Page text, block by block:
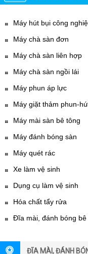
Máy hút bụi công
Máy chà sàn đơn
Máy chà sàn liên hợp
Máy chà sàn ngồi lái
Máy phun áp lực
Máy giặt thảm phun-
Máy mài sàn bê tông
Máy đánh bóng sàn
Máy quét rác
Xe làm vệ sinh
Dụng cụ làm vệ sinh
Hóa chất tẩy rửa
Đĩa mài, đánh bóng bê
ĐĨA MÀI, ĐÁNH